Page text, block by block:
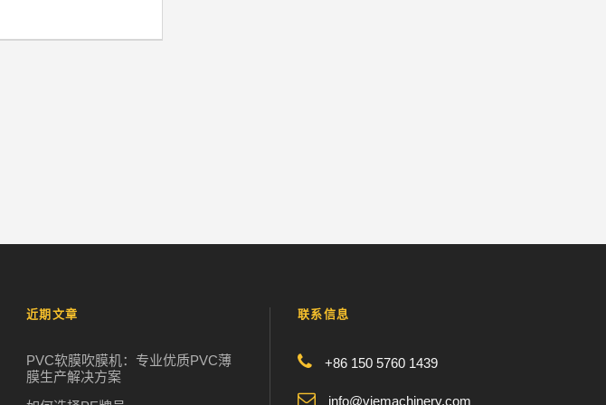
近期文章
PVC软膜吹膜机：专业优质PVC薄
膜生产解决方案
联系信息
+86 150 5760 1439
info@viemachinery.com